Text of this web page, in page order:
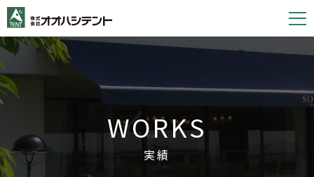
i
p
t
o
o
n
WORKS
実績